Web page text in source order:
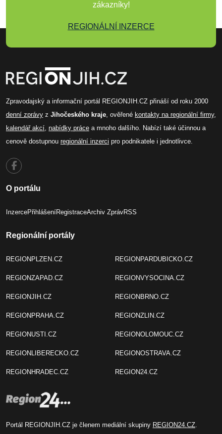
zákazníky!
REGIONÁLNÍ INZERCE
Zpravodajský a informační portál REGIONJIH.CZ přináší od roku 2000
denní zprávy z Jihočeského kraje, ověřené kontakty na regionální firmy,
kalendář akcí, nabídky práce a mnoho dalšího. Nabízí také účinnou a
cenově dostupnou regionální inzerci pro podnikatele i jednotlivce.
O portálu
InzercePřihlášeníRegistraceArchiv ZprávRSS
Regionální portály
REGIONPLZEN.CZ
REGIONZAPAD.CZ
REGIONJIH.CZ
REGIONPRAHA.CZ
REGIONUSTI.CZ
REGIONLIBERECKO.CZ
REGIONHRADEC.CZ
REGIONPARDUBICKO.CZ
REGIONVYSOCINA.CZ
REGIONBRNO.CZ
REGIONZLIN.CZ
REGIONOLOMOUC.CZ
REGIONOSTRAVA.CZ
REGION24.CZ
Portál REGIONJIH.CZ je členem mediální skupiny REGION24.CZ.